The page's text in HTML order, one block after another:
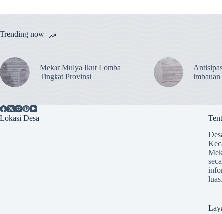
Trending now
Mekar Mulya Ikut Lomba
Tingkat Provinsi
Lokasi Desa
luas.